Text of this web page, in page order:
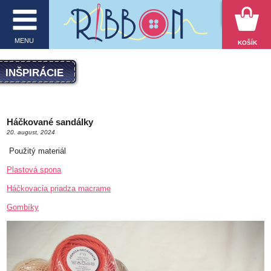
VYHĽADÁVANIE
MENU
E-shop
Inšpirácie
Obchodné podmienky
Kontakt
Ochrana osobných údajov
KATEGÓRIE PRODUKTOV
MENU KOŠÍK
INŠPIRÁCIE
Háčkované sandálky
20. august, 2024
Použitý materiál
Plastová spona
Háčkovacia priadza macrame
Gombíky